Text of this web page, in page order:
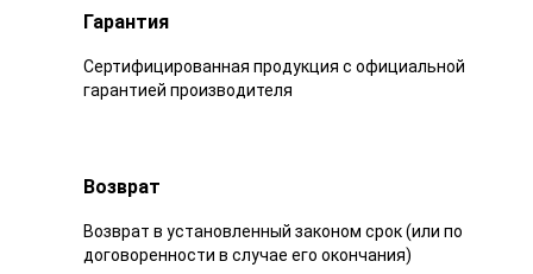
Гарантия
Сертифицированная продукция с официальной
гарантией производителя
Возврат
Возврат в установленный законом срок (или по
договоренности в случае его окончания)